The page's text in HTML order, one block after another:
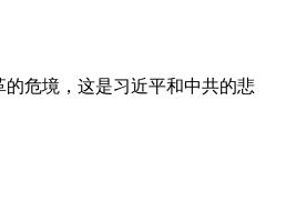
危境，这是习近平和中共的悲